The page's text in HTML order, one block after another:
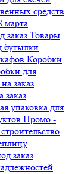
средств
марта
заказ Товары
бутылки
Коробки
для
заказ
заказ
упаковка для
Промо -
заказ